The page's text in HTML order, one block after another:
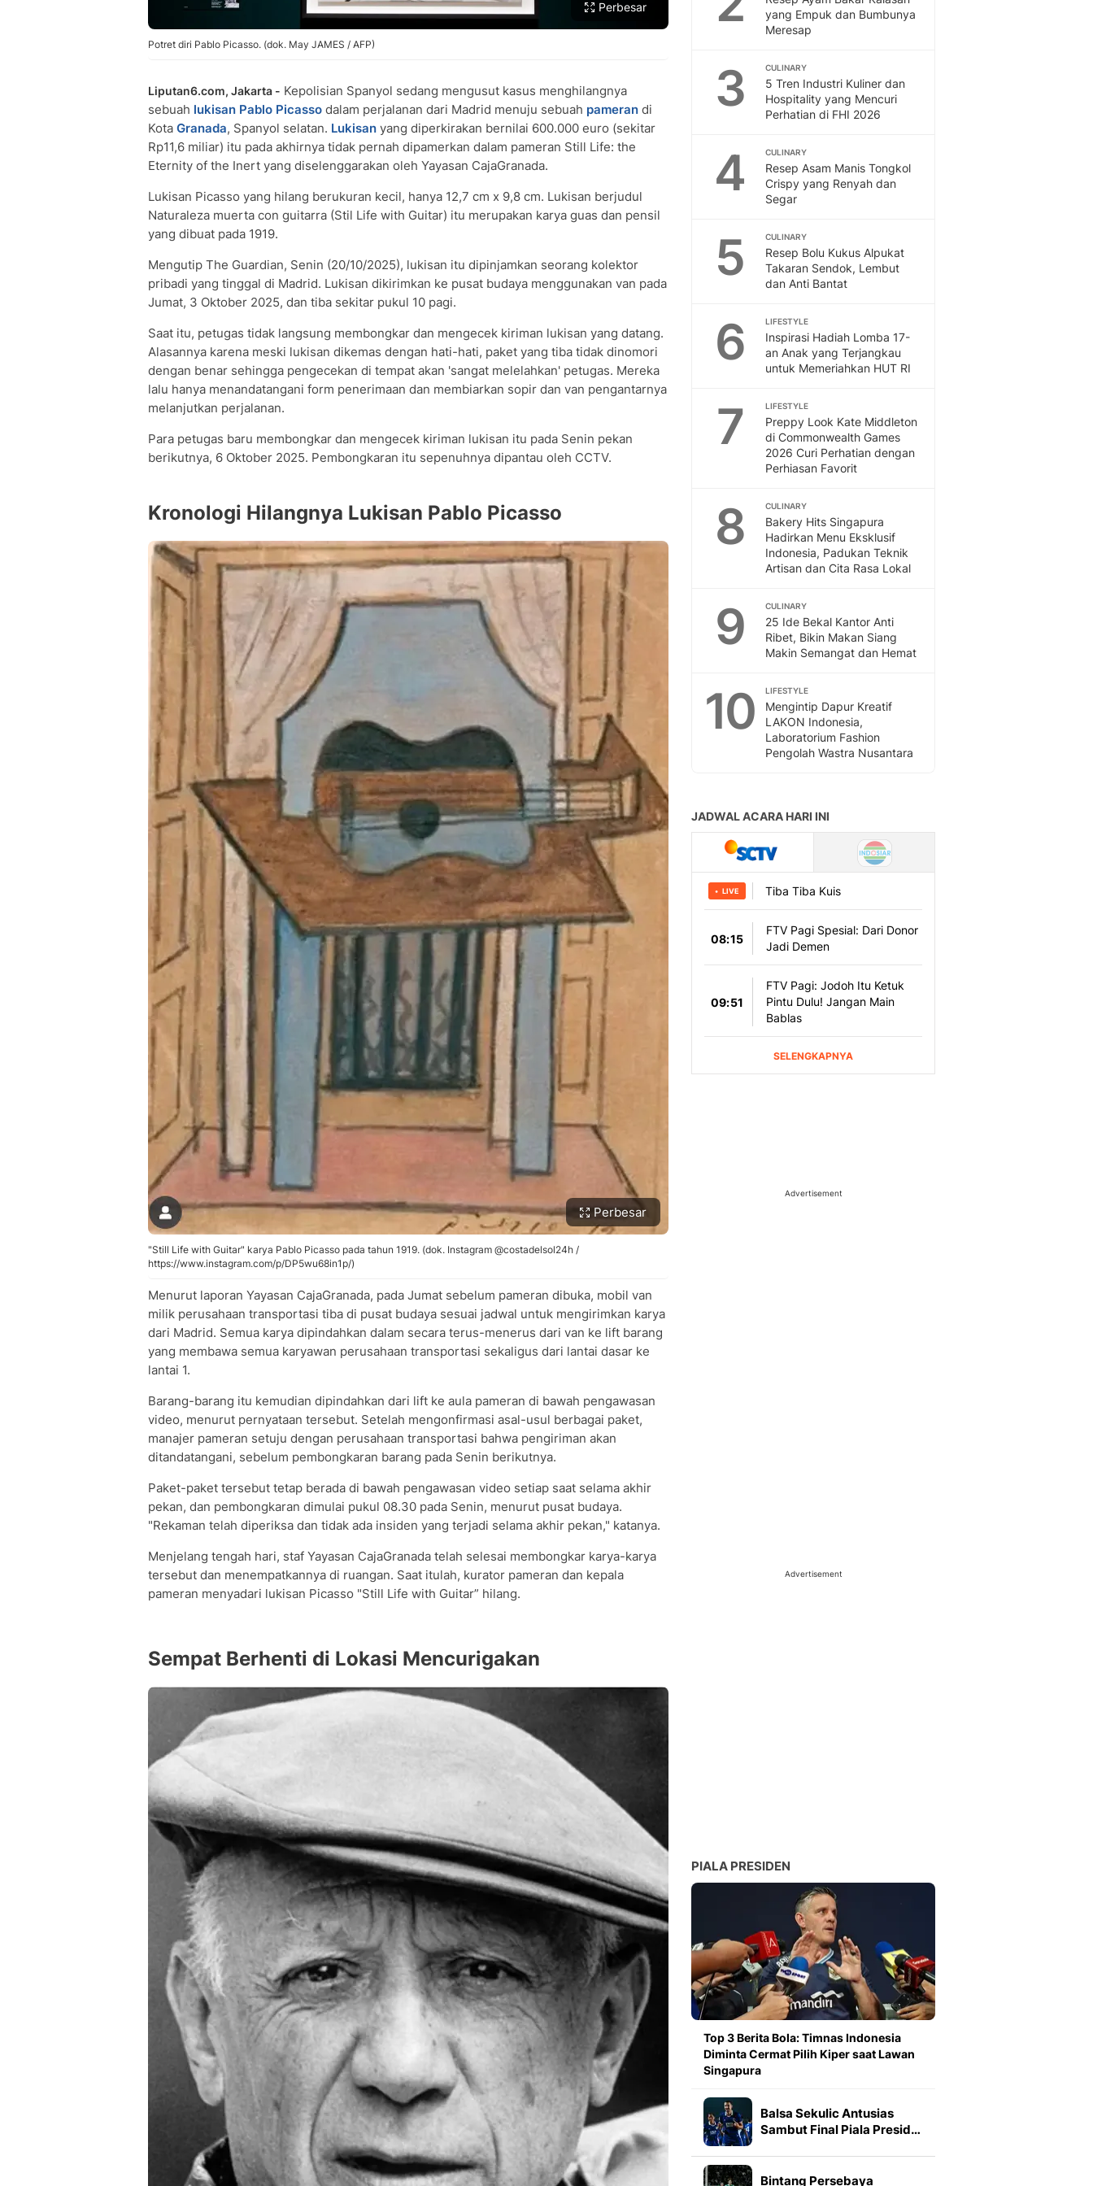
Perbesar
Potret diri Pablo Picasso. (dok. May JAMES / AFP)
Liputan6.com, Jakarta - Kepolisian Spanyol sedang mengusut kasus menghilangnya
sebuah lukisan Pablo Picasso dalam perjalanan dari Madrid menuju sebuah pameran di
Kota Granada, Spanyol selatan. Lukisan yang diperkirakan bernilai 600.000 euro (sekitar
Rp11,6 miliar) itu pada akhirnya tidak pernah dipamerkan dalam pameran Still Life: the
Eternity of the Inert yang diselenggarakan oleh Yayasan CajaGranada.
Lukisan Picasso yang hilang berukuran kecil, hanya 12,7 cm x 9,8 cm. Lukisan berjudul
Naturaleza muerta con guitarra (Stil Life with Guitar) itu merupakan karya guas dan pensil
yang dibuat pada 1919.
Mengutip The Guardian, Senin (20/10/2025), lukisan itu dipinjamkan seorang kolektor
pribadi yang tinggal di Madrid. Lukisan dikirimkan ke pusat budaya menggunakan van pada
Jumat, 3 Oktober 2025, dan tiba sekitar pukul 10 pagi.
Saat itu, petugas tidak langsung membongkar dan mengecek kiriman lukisan yang datang.
Alasannya karena meski lukisan dikemas dengan hati-hati, paket yang tiba tidak dinomori
dengan benar sehingga pengecekan di tempat akan 'sangat melelahkan' petugas. Mereka
lalu hanya menandatangani form penerimaan dan membiarkan sopir dan van pengantarnya
melanjutkan perjalanan.
Para petugas baru membongkar dan mengecek kiriman lukisan itu pada Senin pekan
berikutnya, 6 Oktober 2025. Pembongkaran itu sepenuhnya dipantau oleh CCTV.
Kronologi Hilangnya Lukisan Pablo Picasso
Perbesar
"Still Life with Guitar" karya Pablo Picasso pada tahun 1919. (dok. Instagram @costadelsol24h /
https://www.instagram.com/p/DP5wu68in1p/)
Menurut laporan Yayasan CajaGranada, pada Jumat sebelum pameran dibuka, mobil van
milik perusahaan transportasi tiba di pusat budaya sesuai jadwal untuk mengirimkan karya
dari Madrid. Semua karya dipindahkan dalam secara terus-menerus dari van ke lift barang
yang membawa semua karyawan perusahaan transportasi sekaligus dari lantai dasar ke
lantai 1.
Barang-barang itu kemudian dipindahkan dari lift ke aula pameran di bawah pengawasan
video, menurut pernyataan tersebut. Setelah mengonfirmasi asal-usul berbagai paket,
manajer pameran setuju dengan perusahaan transportasi bahwa pengiriman akan
ditandatangani, sebelum pembongkaran barang pada Senin berikutnya.
Paket-paket tersebut tetap berada di bawah pengawasan video setiap saat selama akhir
pekan, dan pembongkaran dimulai pukul 08.30 pada Senin, menurut pusat budaya.
"Rekaman telah diperiksa dan tidak ada insiden yang terjadi selama akhir pekan," katanya.
Menjelang tengah hari, staf Yayasan CajaGranada telah selesai membongkar karya-karya
tersebut dan menempatkannya di ruangan. Saat itulah, kurator pameran dan kepala
pameran menyadari lukisan Picasso "Still Life with Guitar” hilang.
Sempat Berhenti di Lokasi Mencurigakan
yang Empuk dan Bumbunya
Meresap
3 CULINARY
5 Tren Industri Kuliner dan
Hospitality yang Mencuri
Perhatian di FHI 2026
4 CULINARY
Resep Asam Manis Tongkol
Crispy yang Renyah dan
Segar
5 CULINARY
Resep Bolu Kukus Alpukat
Takaran Sendok, Lembut
dan Anti Bantat
6 LIFESTYLE
Inspirasi Hadiah Lomba 17-
an Anak yang Terjangkau
untuk Memeriahkan HUT RI
7 LIFESTYLE
Preppy Look Kate Middleton
di Commonwealth Games
2026 Curi Perhatian dengan
Perhiasan Favorit
8 CULINARY
Bakery Hits Singapura
Hadirkan Menu Eksklusif
Indonesia, Padukan Teknik
Artisan dan Cita Rasa Lokal
9 CULINARY
25 Ide Bekal Kantor Anti
Ribet, Bikin Makan Siang
Makin Semangat dan Hemat
10 LIFESTYLE
Mengintip Dapur Kreatif
LAKON Indonesia,
Laboratorium Fashion
Pengolah Wastra Nusantara
Advertisement
Advertisement
PIALA PRESIDEN
Top 3 Berita Bola: Timnas Indonesia
Diminta Cermat Pilih Kiper saat Lawan
Singapura
Balsa Sekulic Antusias
Sambut Final Piala Presid…
Bintang Persebaya